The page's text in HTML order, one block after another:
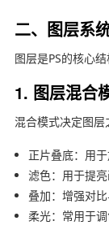
二、图层系
图层是PS的核心
1. 图层混合
混合模式决定图层
正片叠底：用
滤色：用于提
叠加：增强对
柔光：常用于